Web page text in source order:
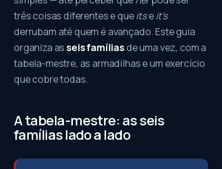
três coisas diferentes e queitseit's
derrubam até quem é avançado. Este guia
organiza asseis famíliasde uma vez, com a
tabela-mestre, as armadilhas e um exercício
que cobre todas.
A tabela-mestre: as seis
famílias lado a lado